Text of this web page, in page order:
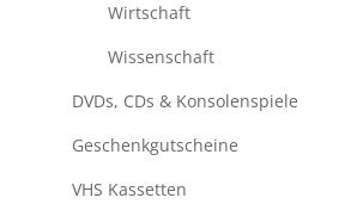
Wirtschaft
Wissenschaft
DVDs, CDs & Konsolenspiele
Geschenkgutscheine
VHS Kassetten